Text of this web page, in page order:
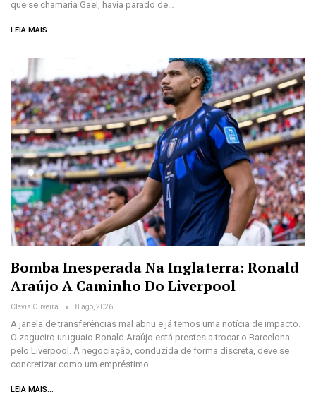
que se chamaria Gael, havia parado de…
LEIA MAIS...
Bomba Inesperada Na Inglaterra: Ronald
Araújo A Caminho Do Liverpool
Clevis Oliveira 8 ago, 2026
A janela de transferências mal abriu e já temos uma notícia de impacto.
O zagueiro uruguaio Ronald Araújo está prestes a trocar o Barcelona
pelo Liverpool. A negociação, conduzida de forma discreta, deve se
concretizar como um empréstimo…
LEIA MAIS...